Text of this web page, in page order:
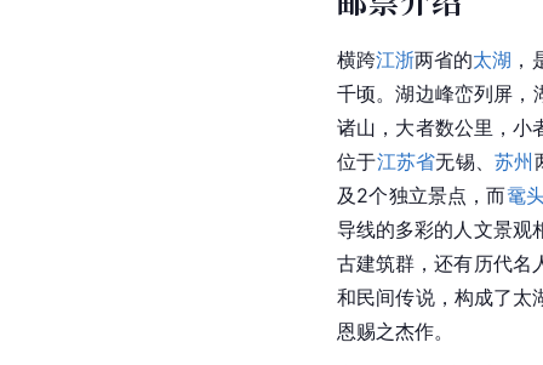
横跨江浙两省的太湖 ，
千顷。湖边峰峦列屏，
诸山，大者数公里，小
位于江苏省无锡、苏州
及2个独立景点，而鼋
导线的多彩的人文景观
古建筑群，还有历代名
和民间传说，构成了太
恩赐之杰作。